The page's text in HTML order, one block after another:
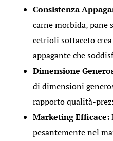
Consistenza
carne morbida, pane
cetrioli sottaceto
appagante che
Dimensione
di dimensioni
rapporto qualità-
Marketing Efficace:
pesantemente nel